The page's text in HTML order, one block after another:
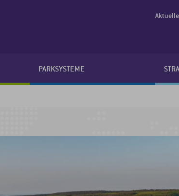
PARKSYSTEME